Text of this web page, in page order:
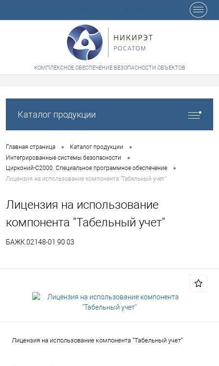
КОМПЛЕКСНОЕ ОБЕСПЕЧЕНИЕ БЕЗОПАСНОСТИ ОБЪЕКТОВ
Каталог продукции
Главная страница • Каталог продукции •
Интегрированные системы безопасности •
Цирконий-С2000. Специальное программное обеспечение •
Лицензия на использование компонента "Табельный учет"
Лицензия на использование
компонента "Табельный учет"
БАЖК.02148-01 90 03
Лицензия на использование компонента "Табельный учет"